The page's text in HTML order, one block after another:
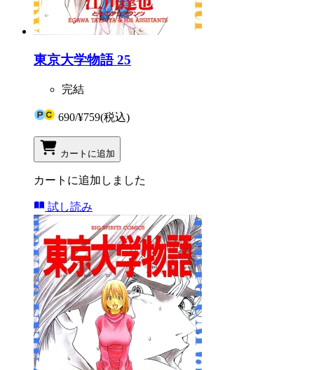
東京大学物語 25
完結
690/¥759(税込)
カートに追加
カートに追加しました
試し読み